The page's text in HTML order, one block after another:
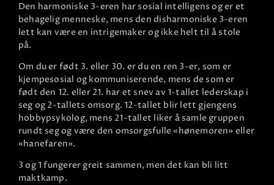
Den harmoniske 3-eren har sosial intelligens og er et
behagelig menneske, mens den disharmoniske 3-eren
lett kan være en intrigemaker og ikke helt til å stole
på.
Om du er født 3. eller 30. er du en ren 3-er, som er
kjempesosial og kommuniserende, mens de som er
født den 12. eller 21. har et snev av 1-tallet lederskap i
seg og 2-tallets omsorg. 12-tallet blir lett gjengens
hobbypsykolog, mens 21-tallet liker å samle gruppen
rundt seg og være den omsorgsfulle «hønemoren» eller
«hanefaren».
3 og 1 fungerer greit sammen, men det kan bli litt
maktkamp.